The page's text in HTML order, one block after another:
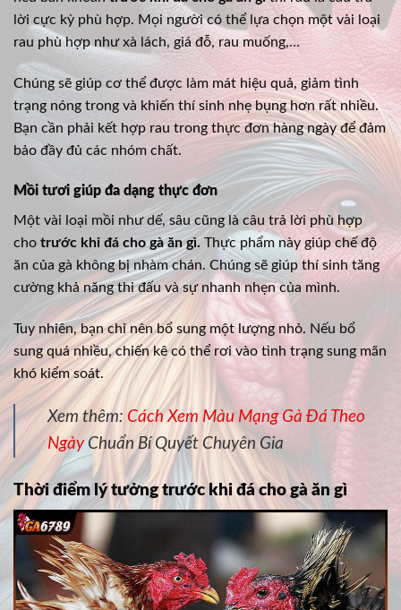
lời cực kỳ phù hợp. Mọi người có thể lựa chọn một vài loại
rau phù hợp như xà lách, giá đỗ, rau muống,…
Chúng sẽ giúp cơ thể được làm mát hiệu quả, giảm tình
trạng nóng trong và khiến thí sinh nhẹ bụng hơn rất nhiều.
Bạn cần phải kết hợp rau trong thực đơn hàng ngày để đảm
bảo đầy đủ các nhóm chất.
Mồi tươi giúp đa dạng thực đơn
Một vài loại mồi như dế, sâu cũng là câu trả lời phù hợp
cho trước khi đá cho gà ăn gì. Thực phẩm này giúp chế độ
ăn của gà không bị nhàm chán. Chúng sẽ giúp thí sinh tăng
cường khả năng thi đấu và sự nhanh nhẹn của mình.
Tuy nhiên, bạn chỉ nên bổ sung một lượng nhỏ. Nếu bổ
sung quá nhiều, chiến kê có thể rơi vào tình trạng sung mãn
khó kiểm soát.
Xem thêm: Cách Xem Màu Mạng Gà Đá Theo
NgàyChuẩn Bí Quyết Chuyên Gia
Thời điểm lý tưởng trước khi đá cho gà ăn gì